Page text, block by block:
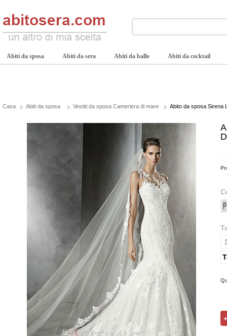
Abiti da sposa Abiti da sera Abiti da ballo Abiti da cocktail
Casa Abiti da sposa Vestiti da sposa Cameriera di mare Abito da sposa Sirena